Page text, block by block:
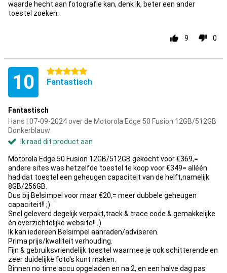
waarde hecht aan fotografie kan, denk ik, beter een ander
toestel zoeken.
9 0
10 5 sterren
Fantastisch
Fantastisch
Hans | 07-09-2024 over de Motorola Edge 50 Fusion 12GB/512GB
Donkerblauw
Ik raad dit product aan
Motorola Edge 50 Fusion 12GB/512GB gekocht voor €369,=
andere sites was hetzelfde toestel te koop voor €349= alléén
had dat toestel een geheugen capaciteit van de helft,namelijk
8GB/256GB.
Dus bij Belsimpel voor maar €20,= meer dubbele geheugen
capaciteit!! ;)
Snel geleverd degelijk verpakt,track & trace code & gemakkelijke
én overzichtelijke website!! ;)
Ik kan iedereen Belsimpel aanraden/adviseren.
Prima prijs/kwaliteit verhouding.
Fijn & gebruiksvriendelijk toestel waarmee je ook schitterende en
zeer duidelijke foto's kunt maken.
Binnen no time accu opgeladen en na 2, en een halve dag pas